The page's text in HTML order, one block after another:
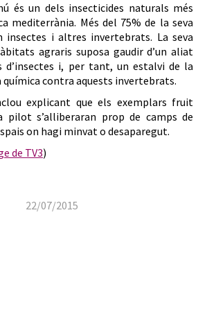
és un dels insecticides naturals més
mediterrània. Més del 75% de la seva
insectes i altres invertebrats. La seva
agraris suposa gaudir d’un aliat
d’insectes i, per tant, un estalvi de la
química contra aquests invertebrats.
explicant que els exemplars fruit
pilot s’alliberaran prop de camps de
on hagi minvat o desaparegut.
de TV3)
22/07/2015